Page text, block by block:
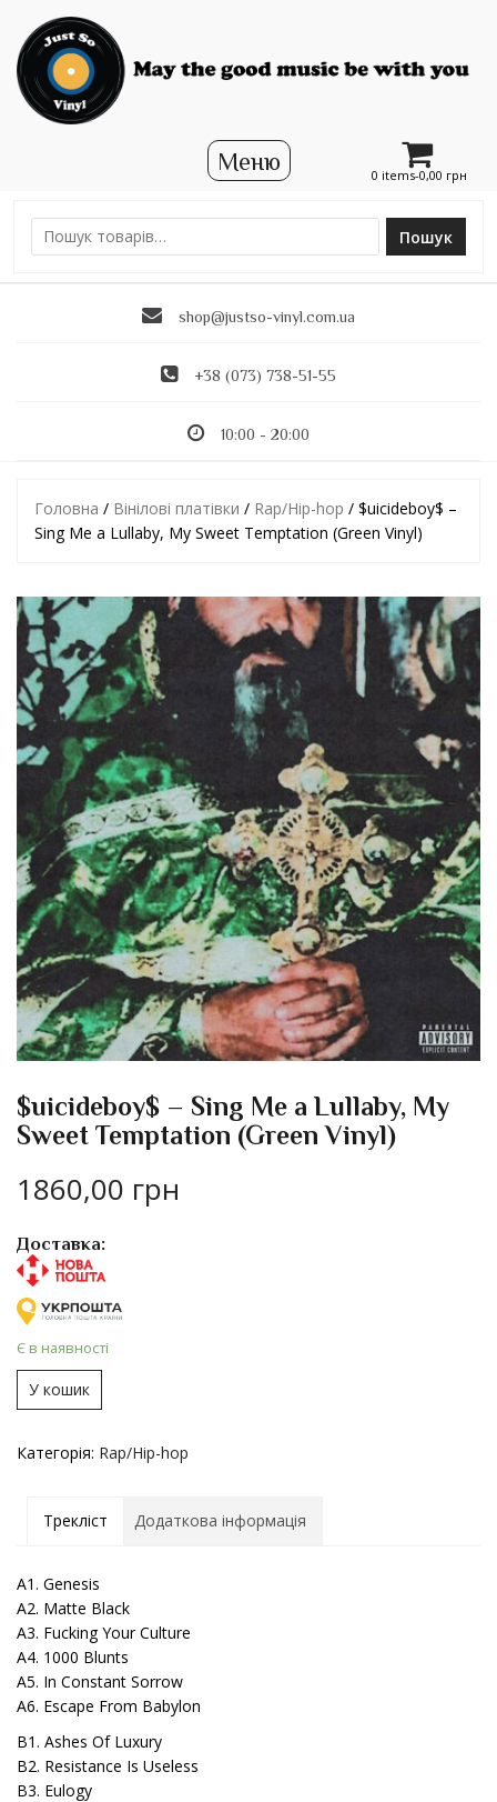
0 items-0,00 грн
Ш
Пошук
shop@justso-vinyl.com.ua
+38 (073) 738-51-55
10:00 - 20:00
Головна / Вінілові платівки / Rap/Hip-hop / $uicideboy$ –
Sing Me a Lullaby, My Sweet Temptation (Green Vinyl)
$uicideboy$ – Sing Me a Lullaby, My
Sweet Temptation (Green Vinyl)
1860,00 грн
Доставка:
Є в наявності
У кошик
Категорія: Rap/Hip-hop
Трекліст Додаткова інформація
A1. Genesis
A2. Matte Black
A3. Fucking Your Culture
A4. 1000 Blunts
A5. In Constant Sorrow
A6. Escape From Babylon
B1. Ashes Of Luxury
B2. Resistance Is Useless
B3. Eulogy